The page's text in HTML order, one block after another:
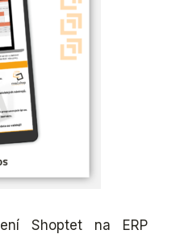
Shoptet na ERP